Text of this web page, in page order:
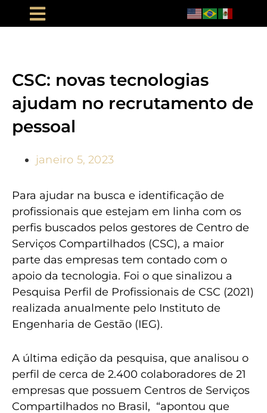
CSC: novas tecnologias
ajudam no recrutamento de
pessoal
janeiro 5, 2023
Para ajudar na busca e identificação de
profissionais que estejam em linha com os
perfis buscados pelos gestores de Centro de
Serviços Compartilhados (CSC), a maior
parte das empresas tem contado com o
apoio da tecnologia. Foi o que sinalizou a
Pesquisa Perfil de Profissionais de CSC (2021)
realizada anualmente pelo Instituto de
Engenharia de Gestão (IEG).
A última edição da pesquisa, que analisou o
perfil de cerca de 2.400 colaboradores de 21
empresas que possuem Centros de Serviços
Compartilhados no Brasil, “apontou que